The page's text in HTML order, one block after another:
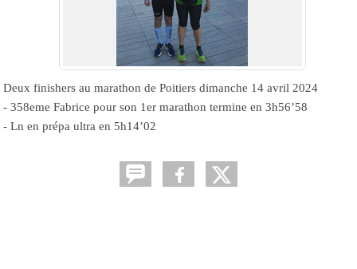
Deux finishers au marathon de Poitiers dimanche 14 avril 2024
- 358eme Fabrice pour son 1er marathon termine en 3h56’58
- Ln en prépa ultra en 5h14’02